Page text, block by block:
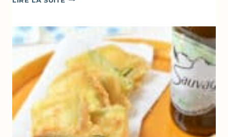
CHOCOLAT
YAOURT
GREC
–
SANS
SORBETIÈRE